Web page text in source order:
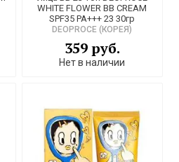
WHITE FLOWER BB CREAM
SPF35 PA+++ 23 30гр
DEOPROCE (КОРЕЯ)
359 руб.
Нет в наличии